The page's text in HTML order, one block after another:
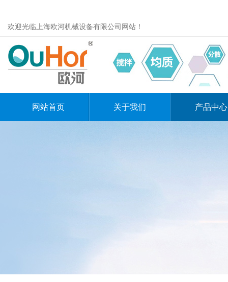
欢迎光临上海欧河机械设备有限公司网站！
网站首页 关于我们 产品中心